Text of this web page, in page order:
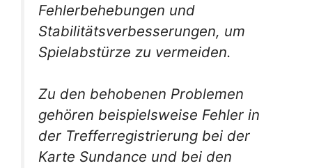
Fehlerbehebungen und
Stabilitätsverbesserungen, um
Spielabstürze zu vermeiden.
Zu den behobenen Problemen
gehören beispielsweise Fehler in
der Trefferregistrierung bei der
Karte Sundance und bei den